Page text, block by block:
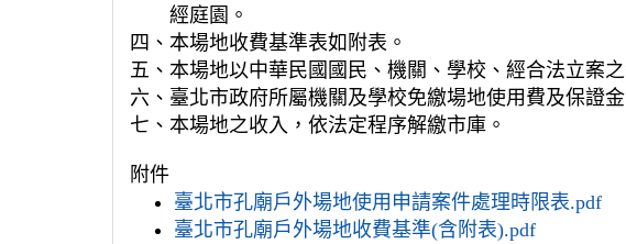
經庭園。
四、本場地收費基準表如附表。
五、本場地以中華民國國民、機關、學校、經合法立案
六、臺北市政府所屬機關及學校免繳場地使用費及保證金
七、本場地之收入，依法定程序解繳市庫。
附件
臺北市孔廟戶外場地使用申請案件處理時限表.pdf
臺北市孔廟戶外場地收費基準(含附表).pdf